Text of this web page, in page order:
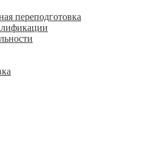
переподготовка